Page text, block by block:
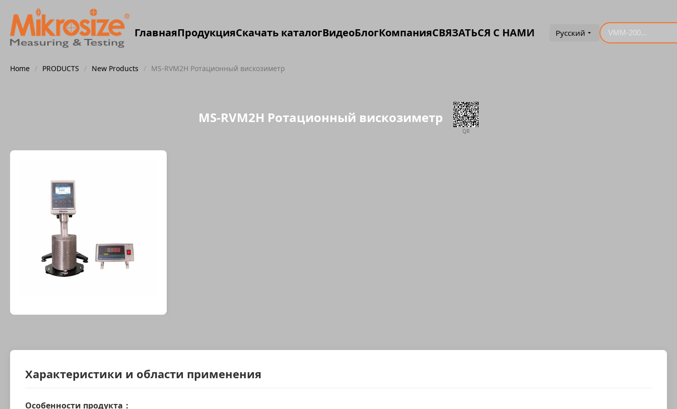
ГлавнаяПродукцияСкачать каталогВидеоБлогКомпанияСВЯЗАТЬСЯ С НАМИ Русский
Home / PRODUCTS / New Products / MS-RVM2H Ротационный вискозиметр
MS-RVM2H Ротационный вискозиметр
QR
Характеристики и области применения
Особенности продукта：